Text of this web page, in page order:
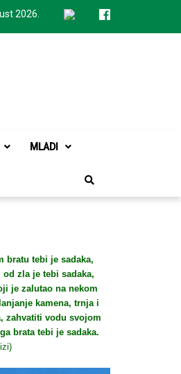
2026.
MLADI
bratu tebi je sadaka,
zla je tebi sadaka,
je zalutao na nekom
kamena, trnja i
zahvatiti vodu svojom
brata tebi je sadaka.